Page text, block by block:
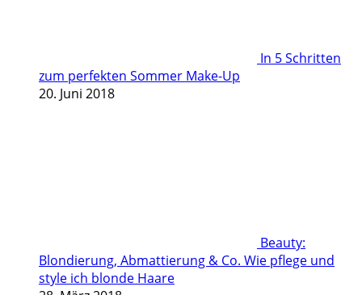
In 5 Schritten
zum perfekten Sommer Make-Up
20. Juni 2018
Beauty:
Blondierung, Abmattierung & Co. Wie pflege und
style ich blonde Haare